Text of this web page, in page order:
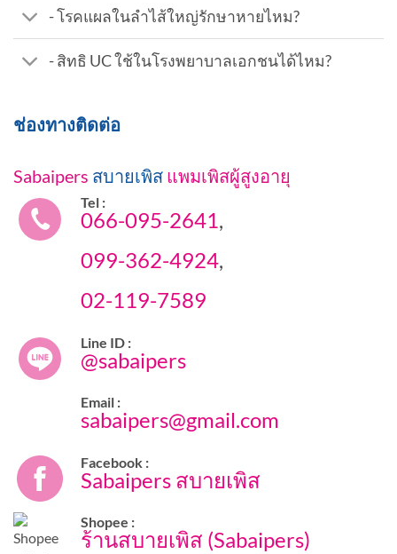
- โรคแผลในลำไส้ใหญ่รักษาหายไหม?
- สิทธิ UC ใช้ในโรงพยาบาลเอกชนได้ไหม?
ช่องทางติดต่อ
Sabaipers สบายเพิส แพมเพิสผู้สูงอายุ
Tel :
066-095-2641,
099-362-4924,
02-119-7589
Line ID :
@sabaipers
Email :
sabaipers@gmail.com
Facebook :
Sabaipers สบายเพิส
Shopee :
ร้านสบายเพิส (Sabaipers)